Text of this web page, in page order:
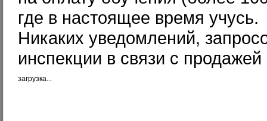
где в настоящее время учусь.
Никаких уведомлений,
инспекции в связи с
загрузка...